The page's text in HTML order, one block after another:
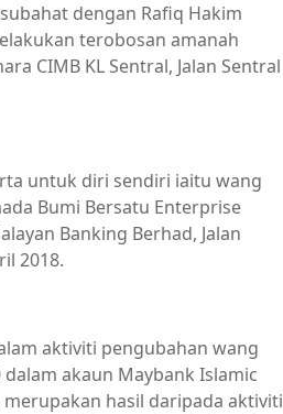
dengan Rafiq Hakim
terobosan amanah
CIMB KL Sentral, Jalan Sentral
untuk diri sendiri iaitu wang
Bumi Bersatu Enterprise
Banking Berhad, Jalan
2018.
aktiviti pengubahan wang
akaun Maybank Islamic
hasil daripada aktiviti